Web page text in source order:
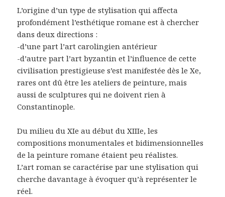
L’origine d’un type de stylisation qui affecta
profondément l’esthétique romane est à chercher
dans deux directions :
-d’une part l’art carolingien antérieur
-d’autre part l’art byzantin et l’influence de cette
civilisation prestigieuse s’est manifestée dès le Xe,
rares ont dû être les ateliers de peinture, mais
aussi de sculptures qui ne doivent rien à
Constantinople.
Du milieu du XIe au début du XIIIe, les
compositions monumentales et bidimensionnelles
de la peinture romane étaient peu réalistes.
L’art roman se caractérise par une stylisation qui
cherche davantage à évoquer qu’à représenter le
réel.